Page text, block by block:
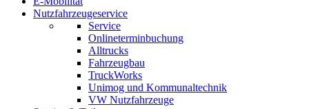
Nutzfahrzeugeservice
Service
Onlineterminbuchung
Alltrucks
Fahrzeugbau
TruckWorks
Unimog und Kommunaltechnik
VW Nutzfahrzeuge